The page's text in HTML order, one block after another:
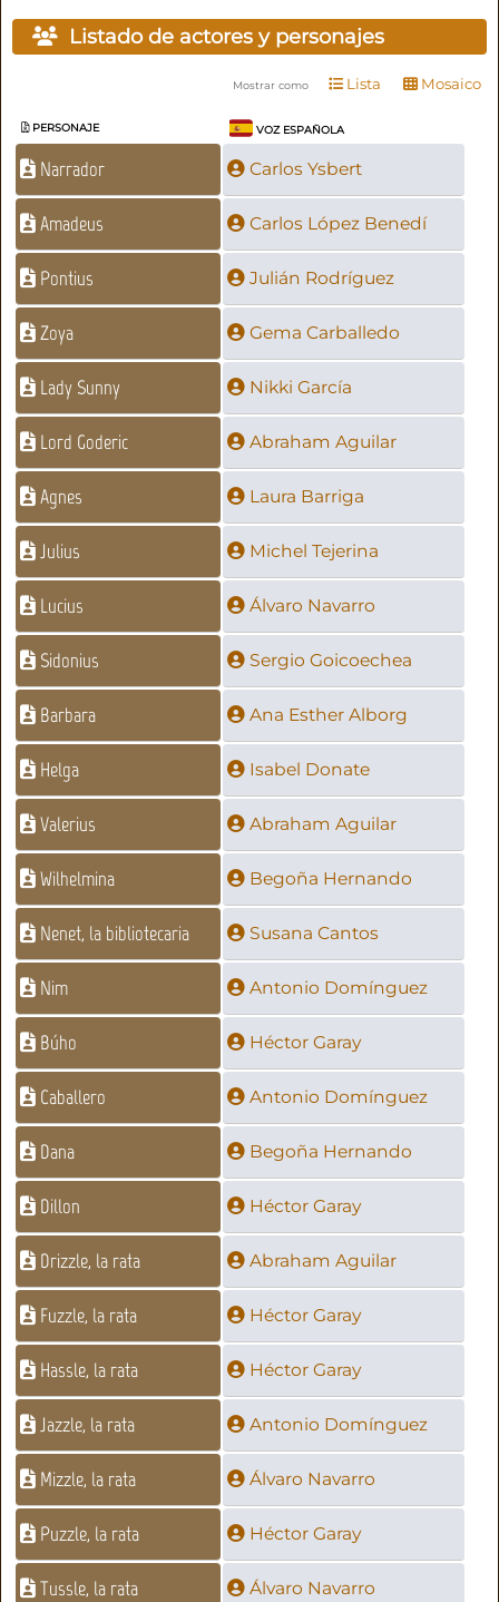
Listado de actores y personajes
Mostrar como Lista Mosaico
PERSONAJE VOZ ESPAÑOLA
Narrador Carlos Ysbert
Amadeus Carlos López Benedí
Pontius Julián Rodríguez
Zoya Gema Carballedo
Lady Sunny Nikki García
Lord Goderic Abraham Aguilar
Agnes Laura Barriga
Julius Michel Tejerina
Lucius Álvaro Navarro
Sidonius Sergio Goicoechea
Barbara Ana Esther Alborg
Helga Isabel Donate
Valerius Abraham Aguilar
Wilhelmina Begoña Hernando
Nenet, la bibliotecaria Susana Cantos
Nim Antonio Domínguez
Búho Héctor Garay
Caballero Antonio Domínguez
Dana Begoña Hernando
Dillon Héctor Garay
Drizzle, la rata Abraham Aguilar
Fuzzle, la rata Héctor Garay
Hassle, la rata Héctor Garay
Jazzle, la rata Antonio Domínguez
Mizzle, la rata Álvaro Navarro
Puzzle, la rata Héctor Garay
Tussle, la rata Álvaro Navarro